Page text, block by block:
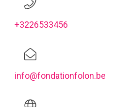
+3226533456
info@fondationfolon.be